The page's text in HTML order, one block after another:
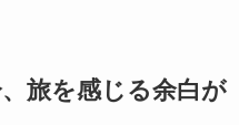
旅を感じる余白が